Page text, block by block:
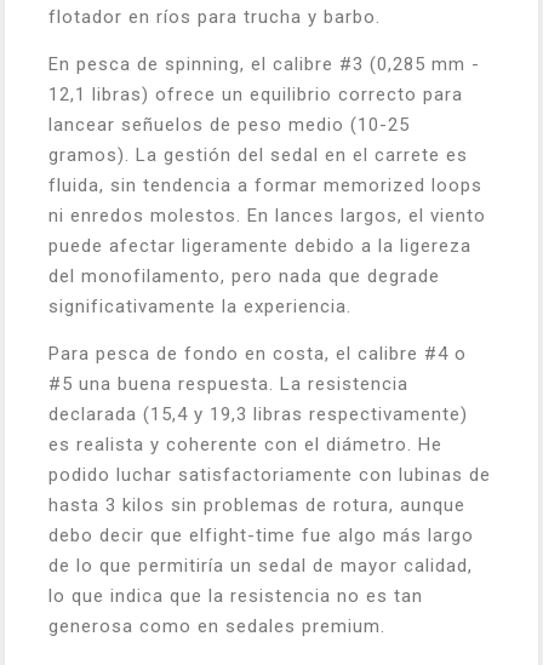
flotador en ríos para trucha y barbo.
En pesca de spinning, el calibre #3 (0,285 mm -
12,1 libras) ofrece un equilibrio correcto para
lancear señuelos de peso medio (10-25
gramos). La gestión del sedal en el carrete es
fluida, sin tendencia a formar memorized loops
ni enredos molestos. En lances largos, el viento
puede afectar ligeramente debido a la ligereza
del monofilamento, pero nada que degrade
significativamente la experiencia.
Para pesca de fondo en costa, el calibre #4 o
#5 una buena respuesta. La resistencia
declarada (15,4 y 19,3 libras respectivamente)
es realista y coherente con el diámetro. He
podido luchar satisfactoriamente con lubinas de
hasta 3 kilos sin problemas de rotura, aunque
debo decir que elfight-time fue algo más largo
de lo que permitiría un sedal de mayor calidad,
lo que indica que la resistencia no es tan
generosa como en sedales premium.